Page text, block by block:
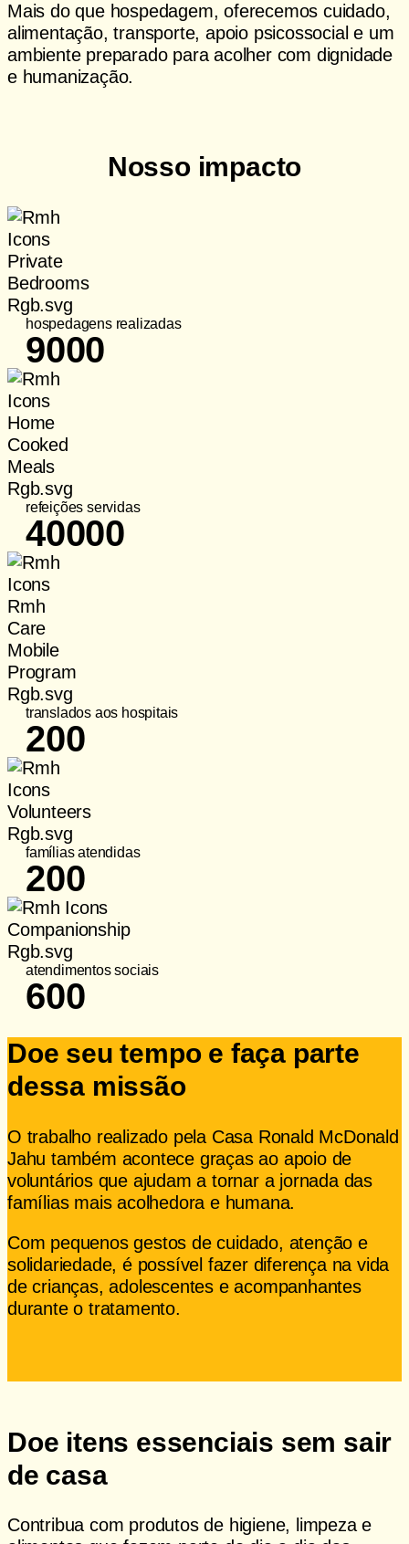
Mais do que hospedagem, oferecemos cuidado,
alimentação, transporte, apoio psicossocial e um
ambiente preparado para acolher com dignidade
e humanização.
Nosso impacto
hospedagens realizadas
9000
refeições servidas
40000
translados aos hospitais
200
famílias atendidas
200
atendimentos sociais
600
Doe seu tempo e faça parte
dessa missão
O trabalho realizado pela Casa Ronald McDonald
Jahu também acontece graças ao apoio de
voluntários que ajudam a tornar a jornada das
famílias mais acolhedora e humana.
Com pequenos gestos de cuidado, atenção e
solidariedade, é possível fazer diferença na vida
de crianças, adolescentes e acompanhantes
durante o tratamento.
Doe itens essenciais sem sair
de casa
Contribua com produtos de higiene, limpeza e